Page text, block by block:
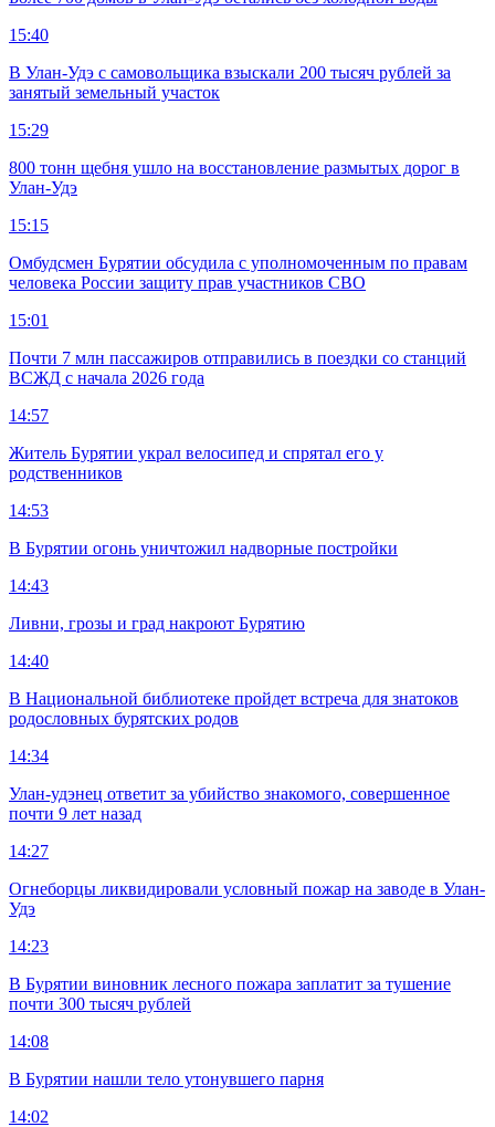
15:40
В Улан-Удэ с самовольщика взыскали 200 тысяч рублей за
занятый земельный участок
15:29
800 тонн щебня ушло на восстановление размытых дорог в
Улан-Удэ
15:15
Омбудсмен Бурятии обсудила с уполномоченным по правам
человека России защиту прав участников СВО
15:01
Почти 7 млн пассажиров отправились в поездки со станций
ВСЖД с начала 2026 года
14:57
Житель Бурятии украл велосипед и спрятал его у
родственников
14:53
В Бурятии огонь уничтожил надворные постройки
14:43
Ливни, грозы и град накроют Бурятию
14:40
В Национальной библиотеке пройдет встреча для знатоков
родословных бурятских родов
14:34
Улан-удэнец ответит за убийство знакомого, совершенное
почти 9 лет назад
14:27
Огнеборцы ликвидировали условный пожар на заводе в Улан-
Удэ
14:23
В Бурятии виновник лесного пожара заплатит за тушение
почти 300 тысяч рублей
14:08
В Бурятии нашли тело утонувшего парня
14:02